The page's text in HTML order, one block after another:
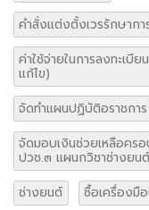
คำสั่งแต่งตั้งเวรรักษาก
ค่าใช้จ่ายในการลงทะเบี
แก้ไข)
จัดทำแผนปฏิบัติอราชกา
จัดมอบเงินช่วยเหลือคร
ปวช.๓ แผนกวิชาช่างยน
ช่างยนต์
ซื้อเครื่องมื